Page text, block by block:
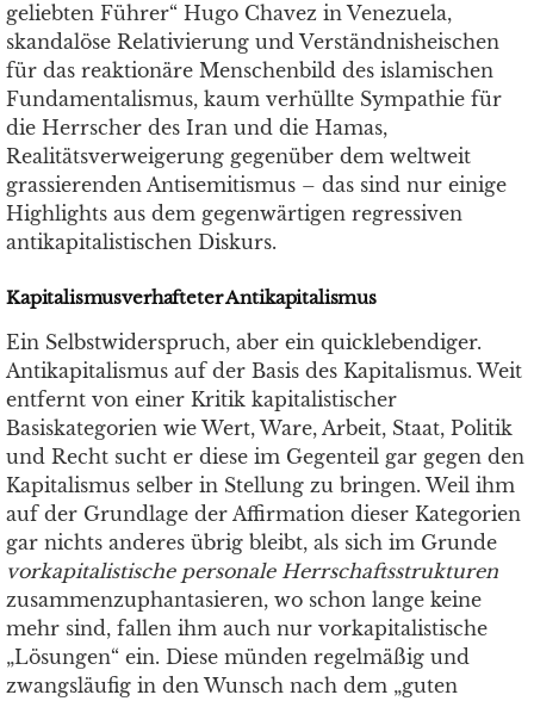
geliebten Führer“ Hugo Chavez in Venezuela,
skandalöse Relativierung und Verständnisheischen
für das reaktionäre Menschenbild des islamischen
Fundamentalismus, kaum verhüllte Sympathie für
die Herrscher des Iran und die Hamas,
Realitätsverweigerung gegenüber dem weltweit
grassierenden Antisemitismus – das sind nur einige
Highlights aus dem gegenwärtigen regressiven
antikapitalistischen Diskurs.
Kapitalismusverhafteter Antikapitalismus
Ein Selbstwiderspruch, aber ein quicklebendiger.
Antikapitalismus auf der Basis des Kapitalismus. Weit
entfernt von einer Kritik kapitalistischer
Basiskategorien wie Wert, Ware, Arbeit, Staat, Politik
und Recht sucht er diese im Gegenteil gar gegen den
Kapitalismus selber in Stellung zu bringen. Weil ihm
auf der Grundlage der Affirmation dieser Kategorien
gar nichts anderes übrig bleibt, als sich im Grunde
vorkapitalistische personale Herrschaftsstrukturen
zusammenzuphantasieren, wo schon lange keine
mehr sind, fallen ihm auch nur vorkapitalistische
„Lösungen“ ein. Diese münden regelmäßig und
zwangsläufig in den Wunsch nach dem „guten